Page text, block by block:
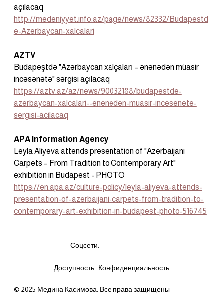
açılacaq
http://medeniyyet.info.az/page/news/82332/Budapestd
e-Azerbaycan-xalcalari
AZTV
Budapeştdə "Azərbaycan xalçaları – ənənədən müasir
incəsənətə" sərgisi açılacaq
https://aztv.az/az/news/90032188/budapestde-
azerbaycan-xalcalari--eneneden-muasir-incesenete-
sergisi-acilacaq
APA Information Agency
Leyla Aliyeva attends presentation of "Azerbaijani
Carpets – From Tradition to Contemporary Art"
exhibition in Budapest - PHOTO
https://en.apa.az/culture-policy/leyla-aliyeva-attends-
presentation-of-azerbaijani-carpets-from-tradition-to-
contemporary-art-exhibition-in-budapest-photo-516745
Доступность Конфиденциальность
© 2025 Медина Касимова. Все права защищены
Соцсети: